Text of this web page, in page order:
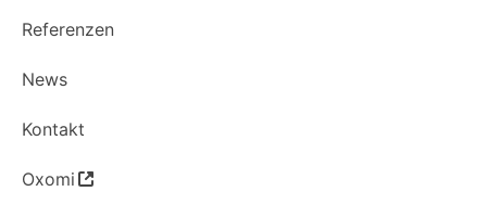
Referenzen
News
Kontakt
Oxomi